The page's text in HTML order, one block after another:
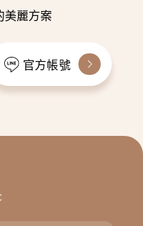
美麗方案
官方帳號